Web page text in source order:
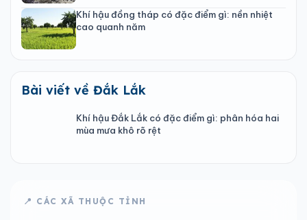
Khí hậu đồng tháp có đặc điểm gì: nền nhiệt
cao quanh năm
Bài viết về Đắk Lắk
Khí hậu Đắk Lắk có đặc điểm gì: phân hóa hai
mùa mưa khô rõ rệt
📍 CÁC XÃ THUỘC TỈNH